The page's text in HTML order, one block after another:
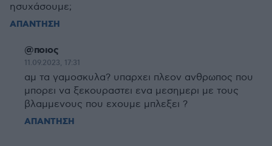
ησυχάσουμε;
ΑΠΑΝΤΗΣΗ
@ποιος
11.09.2023, 17:31
αμ τα γαμοσκυλα? υπαρχει πλεον ανθρωπος που
μπορει να ξεκουραστει ενα μεσημερι με τους
βλαμμενους που εχουμε μπλεξει ?
ΑΠΑΝΤΗΣΗ